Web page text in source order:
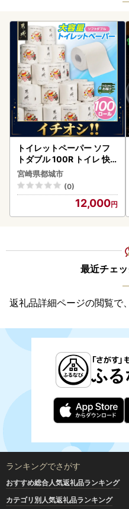
トイレットペーパー ソフ
トダブル 100R トイレ 快
速〔12-I5-TP100-R〕
宮崎県都城市
(0)
12,000
最近チェ
返礼品詳細ページの閲覧で
ランキングでさがす
おすすめ総合人気返礼品ランキング
カテゴリ別人気返礼品ランキング